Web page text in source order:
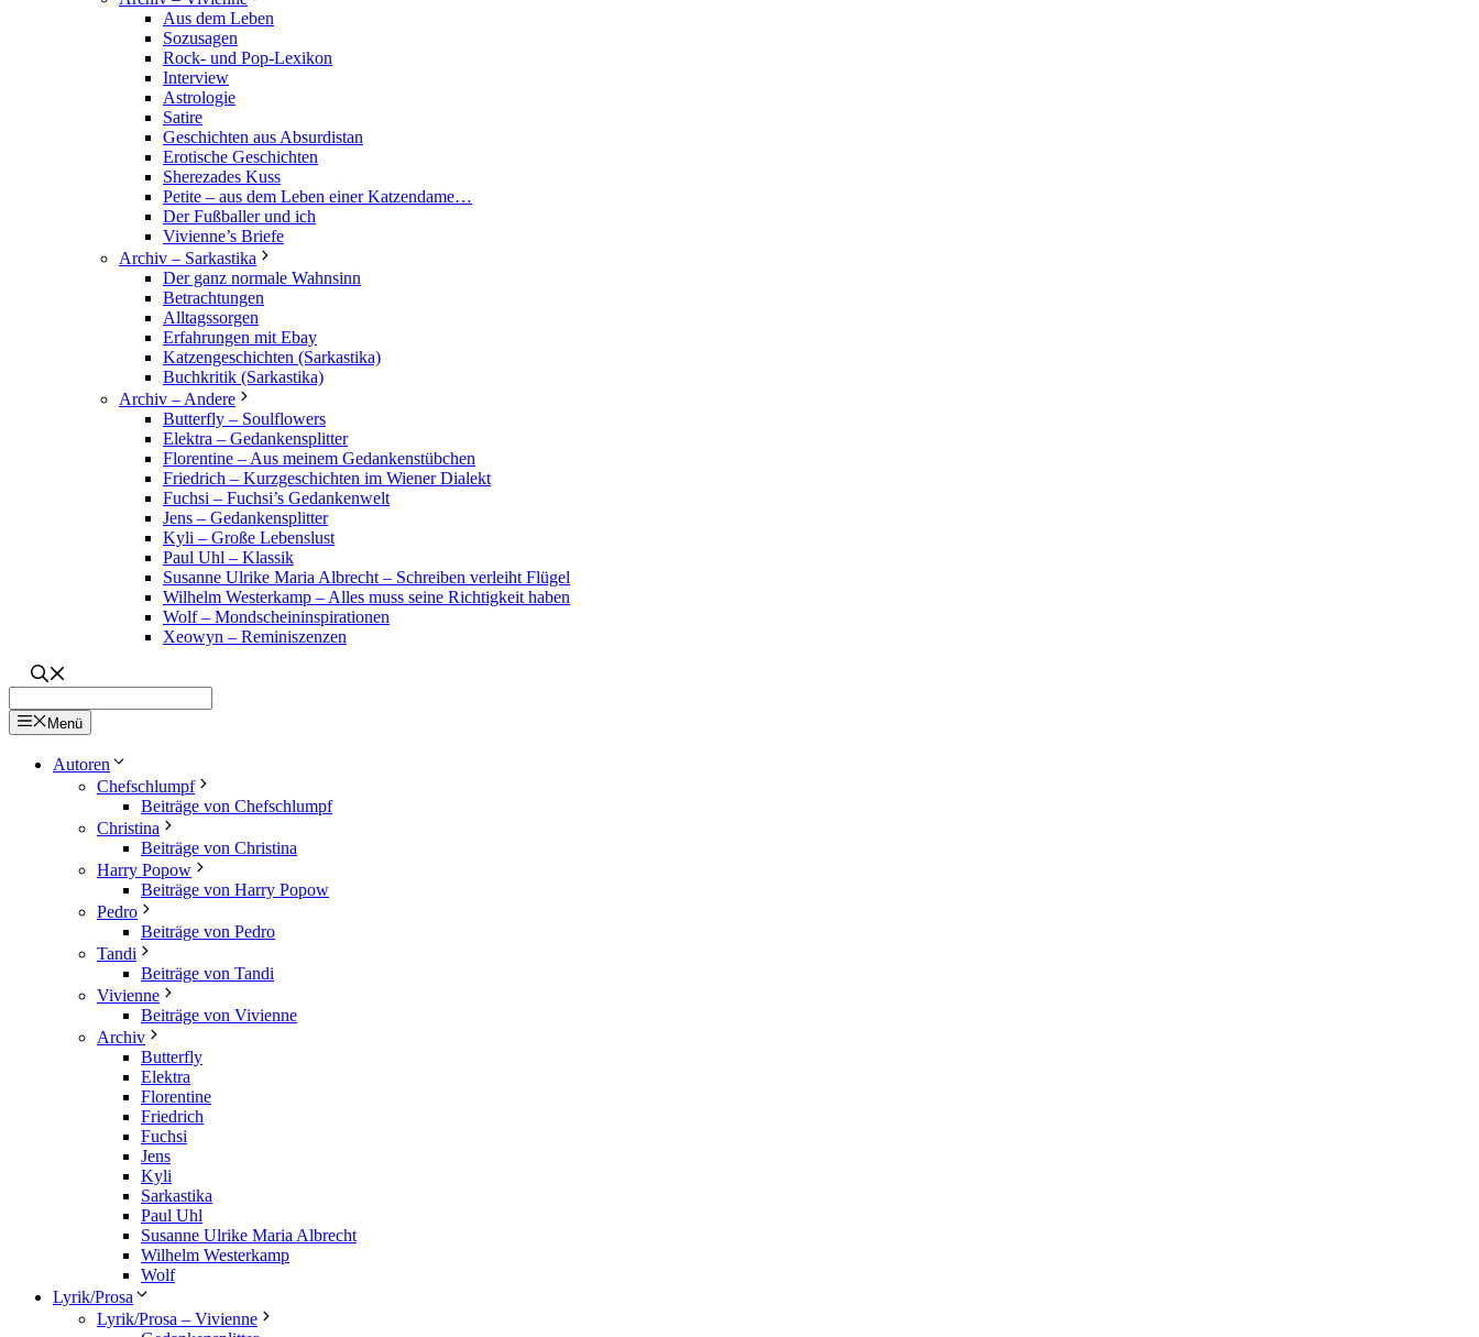
Aus dem Leben
Sozusagen
Rock- und Pop-Lexikon
Interview
Astrologie
Satire
Geschichten aus Absurdistan
Erotische Geschichten
Sherezades Kuss
Petite – aus dem Leben einer Katzendame…
Der Fußballer und ich
Vivienne’s Briefe
Archiv – Sarkastika
Der ganz normale Wahnsinn
Betrachtungen
Alltagssorgen
Erfahrungen mit Ebay
Katzengeschichten (Sarkastika)
Buchkritik (Sarkastika)
Archiv – Andere
Butterfly – Soulflowers
Elektra – Gedankensplitter
Florentine – Aus meinem Gedankenstübchen
Friedrich – Kurzgeschichten im Wiener Dialekt
Fuchsi – Fuchsi’s Gedankenwelt
Jens – Gedankensplitter
Kyli – Große Lebenslust
Paul Uhl – Klassik
Susanne Ulrike Maria Albrecht – Schreiben verleiht Flügel
Wilhelm Westerkamp – Alles muss seine Richtigkeit haben
Wolf – Mondscheininspirationen
Xeowyn – Reminiszenzen
Menü
Autoren
Chefschlumpf
Beiträge von Chefschlumpf
Christina
Beiträge von Christina
Harry Popow
Beiträge von Harry Popow
Pedro
Beiträge von Pedro
Tandi
Beiträge von Tandi
Vivienne
Beiträge von Vivienne
Archiv
Butterfly
Elektra
Florentine
Friedrich
Fuchsi
Jens
Kyli
Sarkastika
Paul Uhl
Susanne Ulrike Maria Albrecht
Wilhelm Westerkamp
Wolf
Lyrik/Prosa
Lyrik/Prosa – Vivienne